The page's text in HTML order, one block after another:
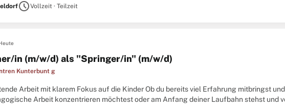
scheduleVollzeit · Teilzeit
in (m/w/d) als "Springer/in" (m/w/d)
Kunterbunt g
Arbeit mit klarem Fokus auf die Kinder Ob du bereits viel Erfahrung mitbringst
Arbeit konzentrieren möchtest oder am Anfang deiner Laufbahn stehst und